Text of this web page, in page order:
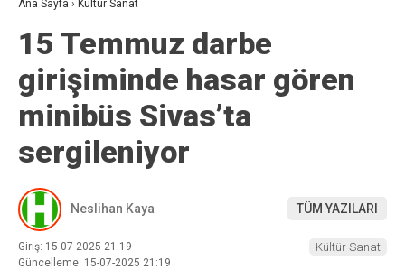
Ana Sayfa › Kültür Sanat
15 Temmuz darbe
girişiminde hasar gören
minibüs Sivas’ta
sergileniyor
Neslihan Kaya TÜM YAZILARI
Giriş: 15-07-2025 21:19
Güncelleme: 15-07-2025 21:19
Kültür Sanat